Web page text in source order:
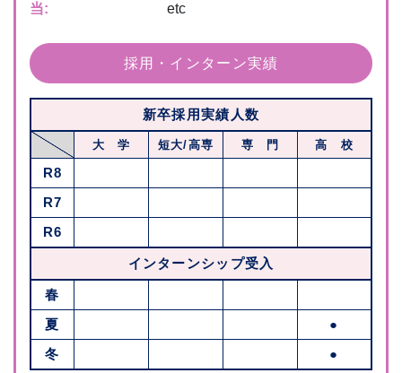
当:
etc
採用・インターン実績
新卒採用実績人数
大 学 短大/高専 専 門 高 校
R8
R7
R6
インターンシップ受入
春
夏
●
冬
●